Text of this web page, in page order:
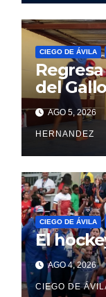
CIEGO DE ÁVILA
del
AGO 5, 2026
HERNANDEZ
CIEGO DE ÁVILA
El
AGO 4, 2026
CIEGO DE